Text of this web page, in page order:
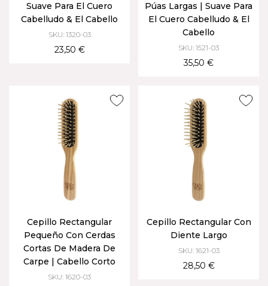
Suave Para El Cuero
Cabelludo & El Cabello
SKU: 1320-03
23,50 €
Púas Largas | Suave Para
El Cuero Cabelludo & El
Cabello
SKU: 1521-03
35,50 €
Cepillo Rectangular
Pequeño Con Cerdas
Cortas De Madera De
Carpe | Cabello Corto
SKU: 1620-03
Cepillo Rectangular Con
Diente Largo
SKU: 1621-03
28,50 €